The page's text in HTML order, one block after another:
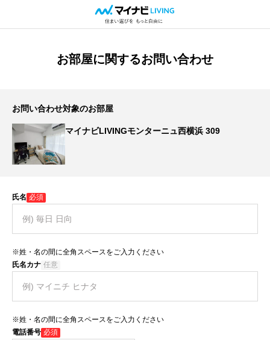
お部屋に関するお問い合わせ
お問い合わせ対象のお部屋
マイナビLIVINGモンターニュ西横浜 309
氏名 必須
※姓・名の間に全角スペースをご入力ください
氏名カナ 任意
※姓・名の間に全角スペースをご入力ください
電話番号 必須